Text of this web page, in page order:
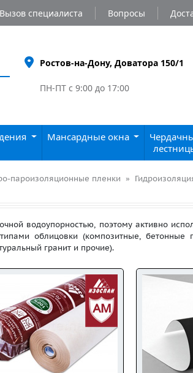
Вызов специалиста Вопросы
Ростов-на-Дону, Доватора 150/1
ПН-ПТ с 9:00 до 17:00
Мансардные окна
пароизоляционные пленки
водоупорностью, поэтому активно
облицовки (композитные, бетонные
гранит и прочие).